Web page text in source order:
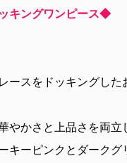
キングワンピース◆
ースをドッキングした
やかさと上品さを両立
キーピンクとダークグ